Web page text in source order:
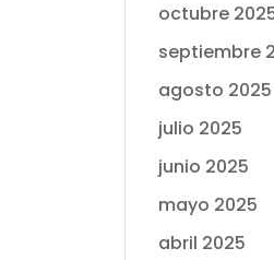
octubre
septiembre
agosto 2025
julio 2025
junio 2025
mayo 2025
abril 2025